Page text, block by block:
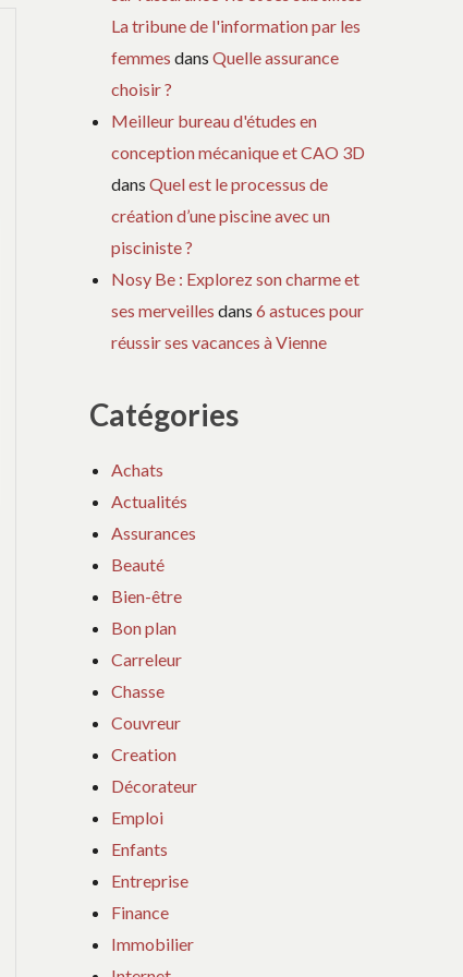
La tribune de l'information par les
femmes dansQuelle assurance
choisir ?
Meilleur bureau d'études en
conception mécanique et CAO 3D
dansQuel est le processus de
création d’une piscine avec un
pisciniste ?
Nosy Be : Explorez son charme et
ses merveilles dans6 astuces pour
réussir ses vacances à Vienne
Catégories
Achats
Actualités
Assurances
Beauté
Bien-être
Bon plan
Carreleur
Chasse
Couvreur
Creation
Décorateur
Emploi
Enfants
Entreprise
Finance
Immobilier